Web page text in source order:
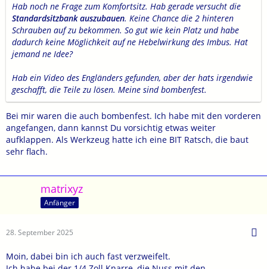
Hab noch ne Frage zum Komfortsitz. Hab gerade versucht die
Standardsitzbank auszubauen. Keine Chance die 2 hinteren
Schrauben auf zu bekommen. So gut wie kein Platz und habe
dadurch keine Möglichkeit auf ne Hebelwirkung des Imbus. Hat
jemand ne Idee?
Hab ein Video des Engländers gefunden, aber der hats irgendwie
geschafft, die Teile zu lösen. Meine sind bombenfest.
Bei mir waren die auch bombenfest. Ich habe mit den vorderen
angefangen, dann kannst Du vorsichtig etwas weiter
aufklappen. Als Werkzeug hatte ich eine BIT Ratsch, die baut
sehr flach.
matrixyz
Anfänger
28. September 2025
Moin, dabei bin ich auch fast verzweifelt.